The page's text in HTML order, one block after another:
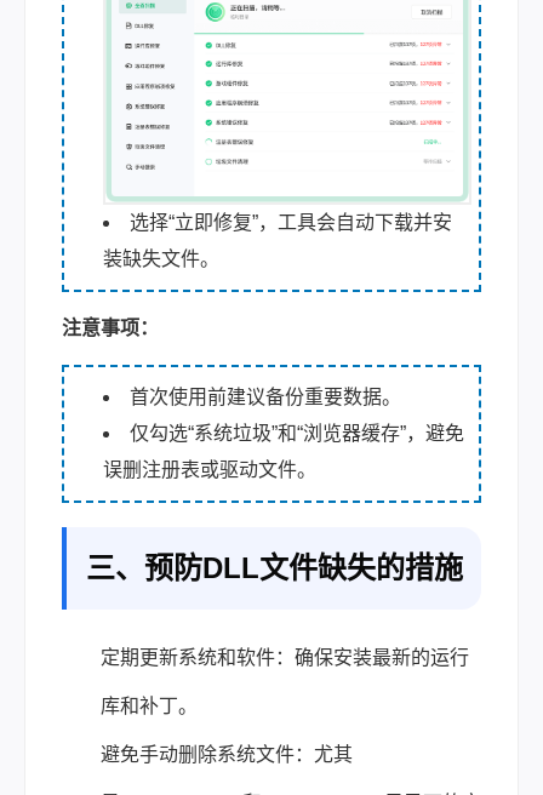
选择“立即修复”，工具会自动下载并安
装缺失文件。
注意事项：
首次使用前建议备份重要数据。
仅勾选“系统垃圾”和“浏览器缓存”，避免
误删注册表或驱动文件。
三、预防DLL文件缺失的措施
定期更新系统和软件：确保安装最新的运行
库和补丁。
避免手动删除系统文件：尤其